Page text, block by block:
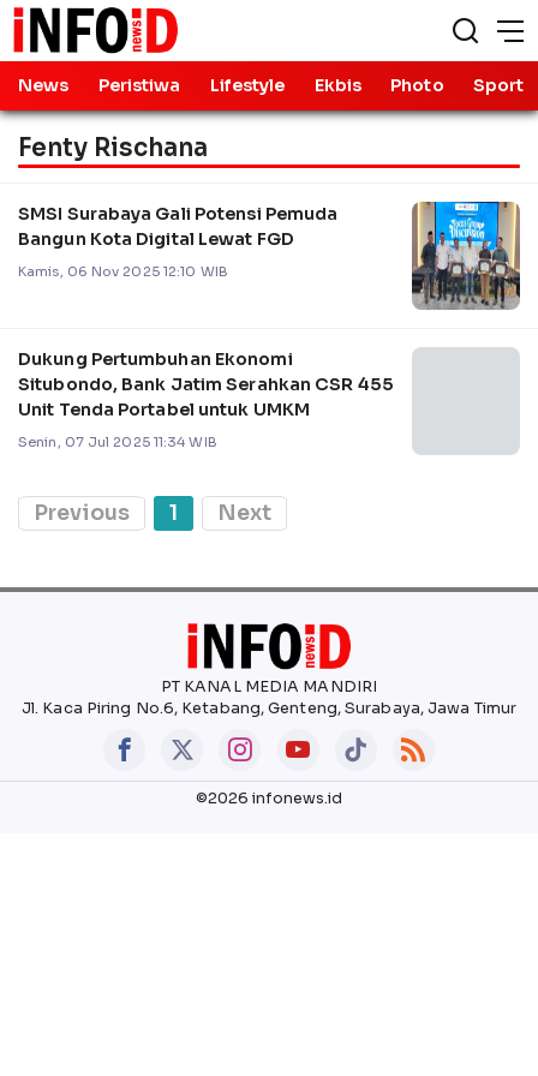
News Peristiwa Lifestyle Ekbis Photo Sport
Fenty Rischana
SMSI Surabaya Gali Potensi Pemuda
Bangun Kota Digital Lewat FGD
Kamis, 06 Nov 2025 12:10 WIB
Dukung Pertumbuhan Ekonomi
Situbondo, Bank Jatim Serahkan CSR 455
Unit Tenda Portabel untuk UMKM
Senin, 07 Jul 2025 11:34 WIB
Previous 1 Next
PT KANAL MEDIA MANDIRI
Jl. Kaca Piring No.6, Ketabang, Genteng, Surabaya, Jawa Timur
©2026 infonews.id